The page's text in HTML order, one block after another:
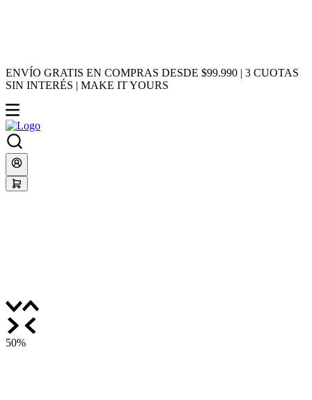
ENVÍO GRATIS EN COMPRAS DESDE $99.990 | 3 CUOTAS
SIN INTERÉS | MAKE IT YOURS
50%